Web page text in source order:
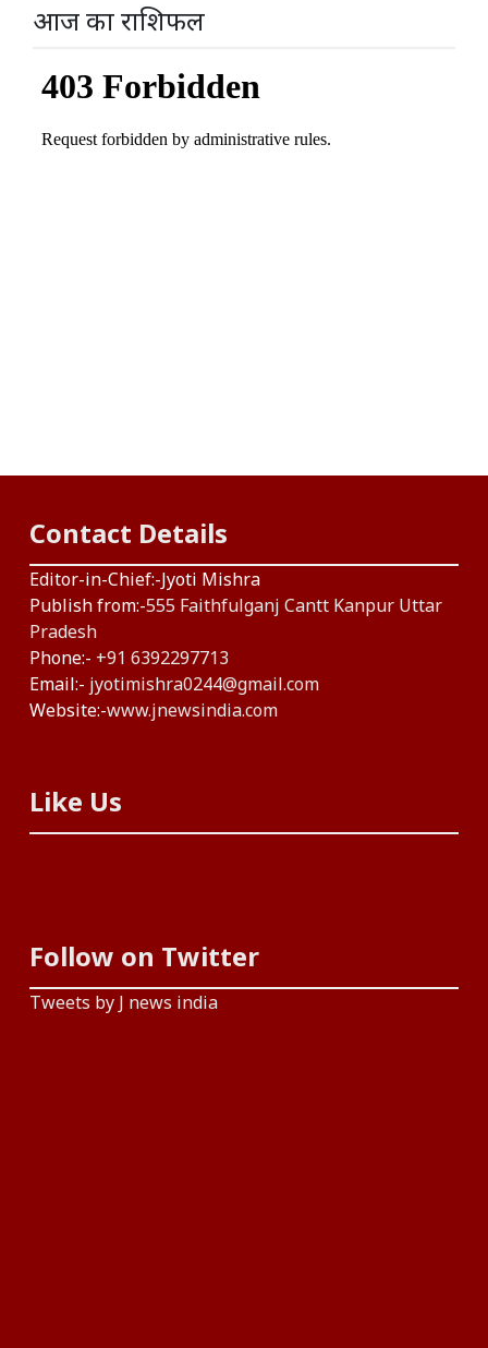
आज का राशिफल
Contact Details
Editor-in-Chief:-Jyoti Mishra
Publish from:-555 Faithfulganj Cantt Kanpur Uttar
Pradesh
Phone:- +91 6392297713
Email:- jyotimishra0244@gmail.com
Website:-www.jnewsindia.com
Like Us
Follow on Twitter
Tweets by J news india